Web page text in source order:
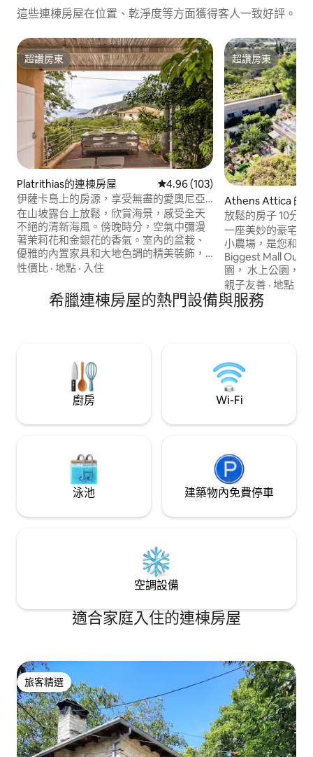
這些連棟房屋在位置、乾淨度等方面獲得客人一致好評。
超讚房東
超讚房東
Platrithias的連棟房屋 從 103 則評價中獲得 4.96 的平均
4.96 (103)
伊薩卡島上的房源，享受無盡的愛奧尼亞
海微風
在山坡露台上放鬆，欣賞海景，感受全天
不絕的清新海風。傍晚時分，空氣中彌漫
著茉莉花和金銀花的香氣。室內的盆栽、
優雅的內置家具和大地色調的精美裝飾，
營造出寧靜的氛圍。照明和其他細節讓寧
結合現代建築與傳統元素。您可以享受高
品質的材料、高天花板、俏皮的燈光和精
機。 可使用石頭烤肉架。 在寒冷的月份，
有一個顆粒爐和電熱毯，讓它給人一種溫
藏。我很榮幸能協助您探索它們。 如有需
地方，有很多寶藏等待發現。 房子位於Ag
村。Saranta ，北部的傳統定居點，俯瞰阿
法勒斯灣。開車5分鐘即可抵達附近的海
距離Frikes漁村1.5公里。 不幸的是，伊薩
往伊薩基（Ithaki）的路線是經由凱法洛尼
亞（Cephalonia）、帕特拉（Patra）、阿
斯塔科斯（Astakos），夏季也可以從萊夫
性價比 · 地點 · 入住
超讚房東
超讚房東
Athens Attica 的
放鬆的房子 10分
分鐘~雅典衛城
一座美妙的豪宅 擁有專門用於生態旅遊的
小農場，是您和家
Biggest Mall
園， 水上公園，
鐘，使用Netflix ®
院。 光線充足，
欖樹和葡萄園的美景。 快
cinema με Netflix
βίλα.
親子友善 ·地點
希臘連棟房屋的熱門設備與服務
廚房 Wi-Fi
泳池 建築物內免費停車
空調設備
適合家庭入住的連棟房屋
旅客精選
旅客精選